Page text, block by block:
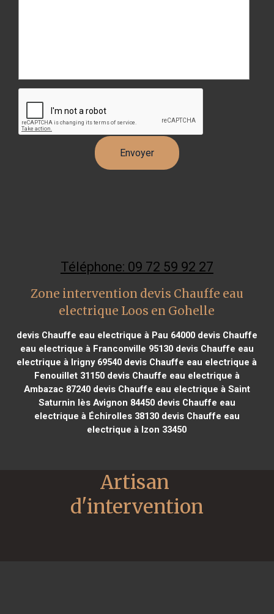
Téléphone: 09 72 59 92 27
Zone intervention devis Chauffe eau
electrique Loos en Gohelle
devis Chauffe eau electrique à Pau 64000devis Chauffe
eau electrique à Franconville 95130devis Chauffe eau
electrique à Irigny 69540 devis Chauffe eau electrique à
Fenouillet 31150devis Chauffe eau electrique à
Ambazac 87240devis Chauffe eau electrique à Saint
Saturnin lès Avignon 84450devis Chauffe eau
electrique à Échirolles 38130devis Chauffe eau
electrique à Izon 33450
Artisan
d'intervention